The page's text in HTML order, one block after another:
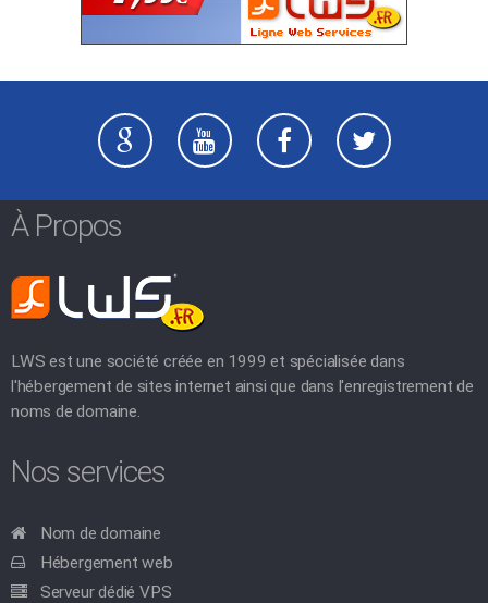
À Propos
LWS est une société créée en 1999 et spécialisée dans
l'hébergement de sites internet ainsi que dans l'enregistrement de
noms de domaine.
Nos services
Nom de domaine
Hébergement web
Serveur dédié VPS